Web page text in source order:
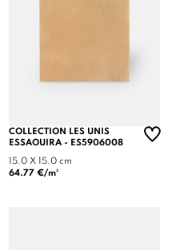
COLLECTION LES UNIS
ESSAOUIRA - ES5906008
15.0 X 15.0 cm
64.77 €/m²